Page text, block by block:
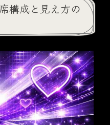
構成と見え方の